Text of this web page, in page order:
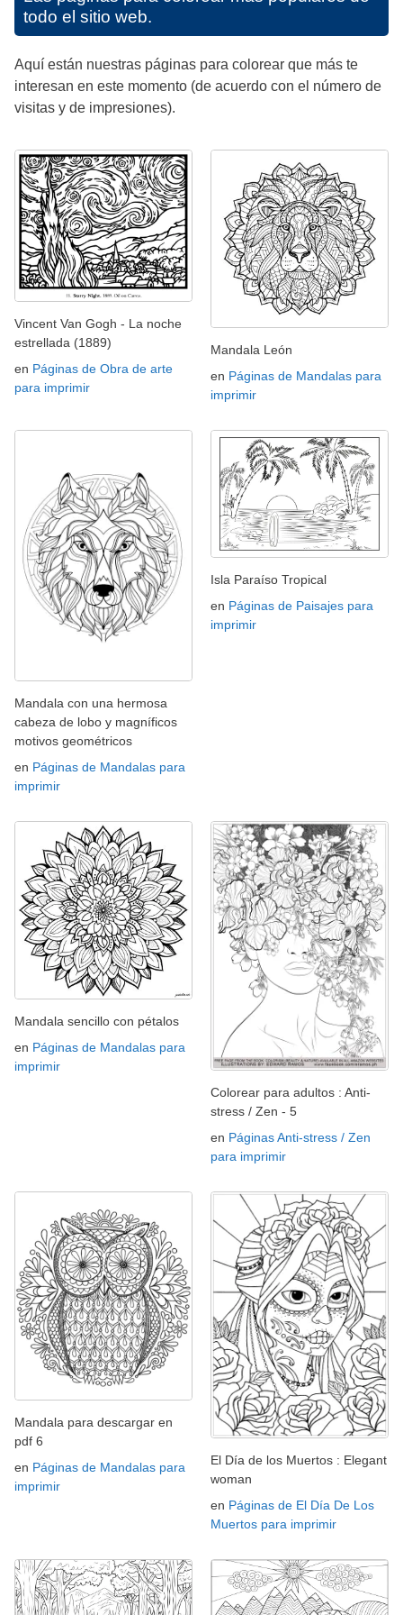
todo el sitio web.
Aquí están nuestras páginas para colorear que más te
interesan en este momento (de acuerdo con el número de
visitas y de impresiones).
Vincent Van Gogh - La noche
estrellada (1889)
en Páginas de Obra de arte
para imprimir
Mandala León
en Páginas de Mandalas para
imprimir
Mandala con una hermosa
cabeza de lobo y magníficos
motivos geométricos
en Páginas de Mandalas para
imprimir
Isla Paraíso Tropical
en Páginas de Paisajes para
imprimir
Mandala sencillo con pétalos
en Páginas de Mandalas para
imprimir
Colorear para adultos : Anti-
stress / Zen - 5
en Páginas Anti-stress / Zen
para imprimir
Mandala para descargar en
pdf 6
en Páginas de Mandalas para
imprimir
El Día de los Muertos : Elegant
woman
en Páginas de El Día De Los
Muertos para imprimir